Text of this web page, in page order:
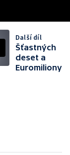
Další díl
Šťastných
deset a
Euromiliony